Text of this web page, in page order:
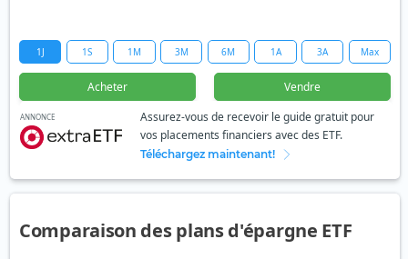
1J 1S 1M 3M 6M 1A 3A Max
Acheter Vendre
ANNONCE
Assurez-vous de recevoir le guide gratuit pour
vos placements financiers avec des ETF.
Téléchargez maintenant!
Comparaison des plans d'épargne ETF